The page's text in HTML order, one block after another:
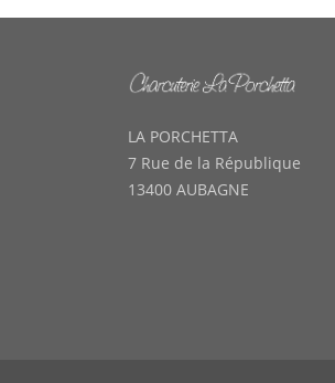
LA PORCHETTA
7 Rue de la République
13400 AUBAGNE